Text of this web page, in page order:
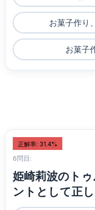
お菓子作り
お菓子
正解率: 31.4%
6問目:
姫崎莉波のト
ントとして正